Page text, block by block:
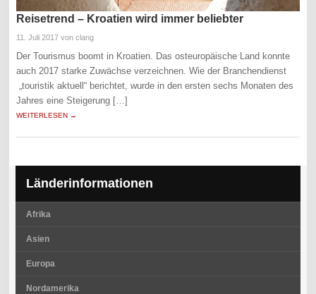
Reisetrend – Kroatien wird immer beliebter
11. Juli 2017 von clang
Der Tourismus boomt in Kroatien. Das osteuropäische Land konnte
auch 2017 starke Zuwächse verzeichnen. Wie der Branchendienst
„touristik aktuell“ berichtet, wurde in den ersten sechs Monaten des
Jahres eine Steigerung […]
WEITERLESEN →
Länderinformationen
Afrika
Asien
Europa
Nordamerika